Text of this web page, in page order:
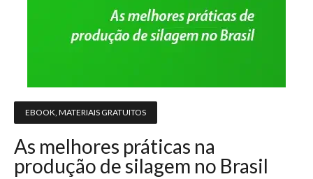
EBOOK, MATERIAIS GRATUITOS
As melhores práticas na
produção de silagem no Brasil